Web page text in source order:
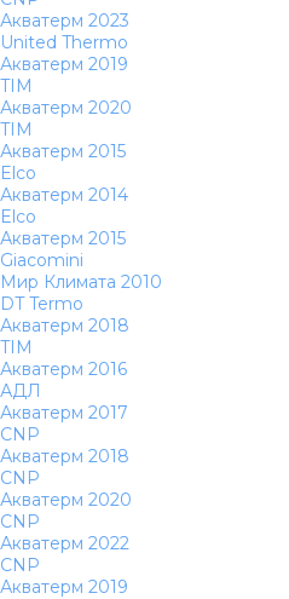
Акватерм 2023
United Thermo
Акватерм 2019
TIM
Акватерм 2020
TIM
Акватерм 2015
Elco
Акватерм 2014
Elco
Акватерм 2015
Giacomini
Мир Климата 2010
DT Termo
Акватерм 2018
TIM
Акватерм 2016
АДЛ
Акватерм 2017
CNP
Акватерм 2018
CNP
Акватерм 2020
CNP
Акватерм 2022
CNP
Акватерм 2019